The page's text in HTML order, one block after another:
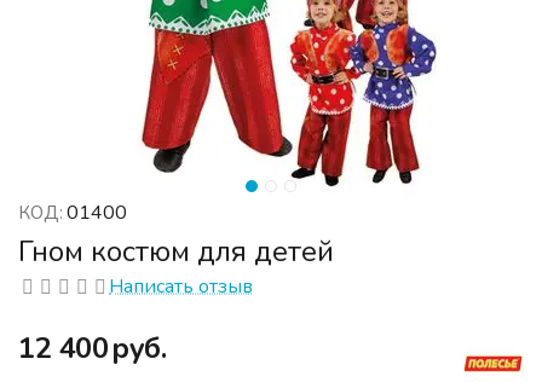
КОД: 01400
Гном костюм для детей
Написать отзыв
‍12 400‍руб.